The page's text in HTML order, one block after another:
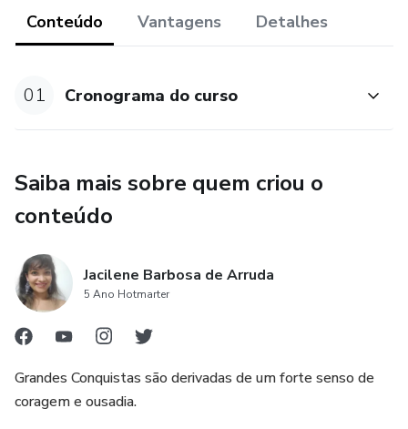
Conteúdo Vantagens Detalhes
01 Cronograma do curso
Saiba mais sobre quem criou o
conteúdo
Jacilene Barbosa de Arruda
5 Ano Hotmarter
Grandes Conquistas são derivadas de um forte senso de
coragem e ousadia.